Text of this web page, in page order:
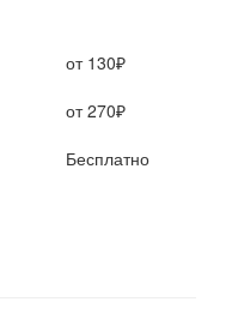
от 130₽
от 270₽
Бесплатно